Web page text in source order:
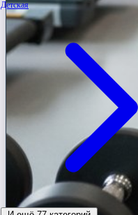
Детская